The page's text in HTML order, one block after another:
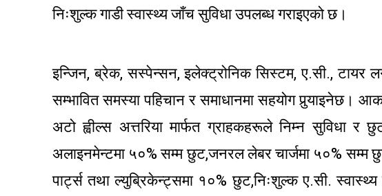
निःशुल्क गाडी स्वास्थ्य जाँच सुविधा उपलब्ध गराइएको छ।
इन्जिन, ब्रेक, सस्पेन्सन, इलेक्ट्रोनिक सिस्टम, ए.सी., टायर
सम्भावित समस्या पहिचान र समाधानमा सहयोग
अटो ह्वील्स अत्तरिया मार्फत ग्राहकहरूले निम्न सुविधा र
अलाइनमेन्टमा ५०% सम्म छुट,जनरल लेबर चार्जमा ५०%
पार्ट्स तथा ल्युब्रिकेन्ट्समा १०% छुट,निःशुल्क ए.सी. स्वास्थ्य